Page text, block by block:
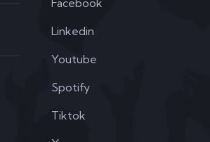
Linkedin
Youtube
Spotify
Tiktok